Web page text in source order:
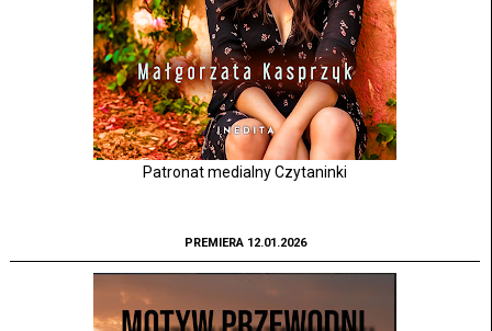
Patronat medialny Czytaninki
PREMIERA 12.01.2026